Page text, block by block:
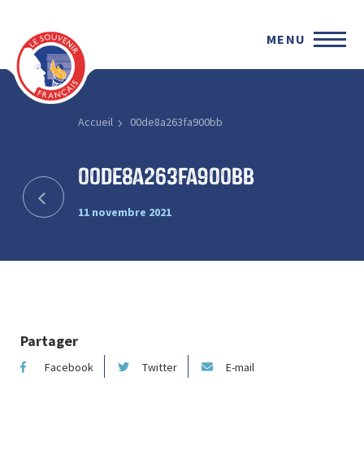
MENU
Accueil 00de8a263fa900bb
00de8a263fa900bb
11 novembre 2021
Partager
Facebook Twitter E-mail